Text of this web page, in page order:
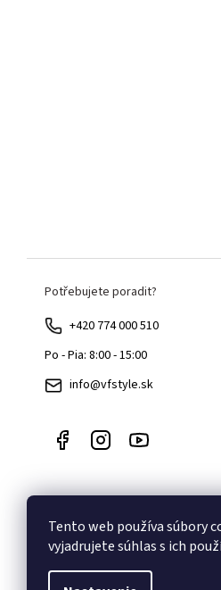
Tento web používa súbory
vyjadrujete súhlas s ich
Potřebujete poradit?
+420 774 000 510
Po - Pia: 8:00 - 15:00
info@vfstyle.sk